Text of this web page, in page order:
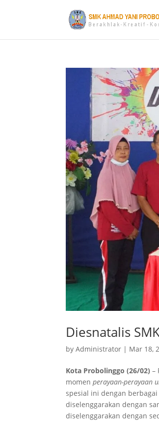
Diesnatalis
byAdministrator | Mar 18,
Kota Probolinggo (26/02) –
momenperayaan-perayaan
spesial ini dengan
diselenggarakan dengan
diselenggarakan dengan